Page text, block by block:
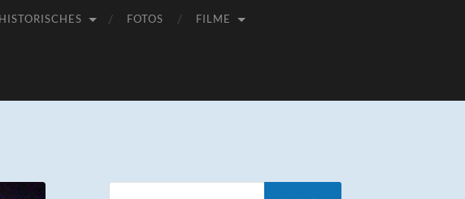
HISTORISCHES FOTOS FILME